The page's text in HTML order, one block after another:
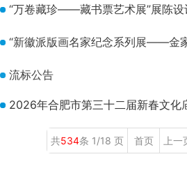
“万卷藏珍——藏书票艺术展”展陈设
“新徽派版画名家纪念系列展——金
流标公告
2026年合肥市第三十二届新春文化
共534条 1/18 页 首页 上一